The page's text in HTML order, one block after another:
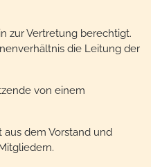
zur Vertretung berechtigt.
die Leitung der
von einem
dem Vorstand und